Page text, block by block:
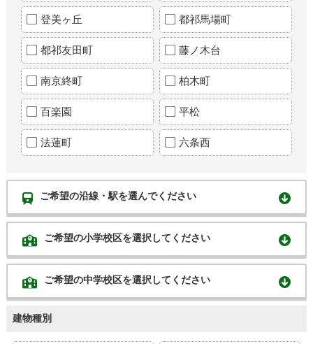
登美ヶ丘 都祁馬場町
都祁友田町 藤ノ木台
南京終町 柏木町
百楽園 平松
法蓮町 六条西
ご希望の沿線・駅を選んでください
ご希望の小学校区を選択してください
ご希望の中学校区を選択してください
建物種別